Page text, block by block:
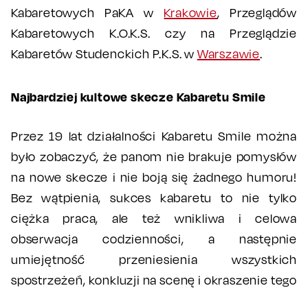
Kabaretowych PaKA w Krakowie, Przeglądów
Kabaretowych K.O.K.S. czy na Przeglądzie
Kabaretów Studenckich P.K.S. wWarszawie.
Najbardziej kultowe skecze Kabaretu Smile
Przez 19 lat działalności Kabaretu Smile można
było zobaczyć, że panom nie brakuje pomysłów
na nowe skecze i nie boją się żadnego humoru!
Bez wątpienia, sukces kabaretu to nie tylko
ciężka praca, ale też wnikliwa i celowa
obserwacja codzienności, a następnie
umiejętność przeniesienia wszystkich
spostrzeżeń, konkluzji na scenę i okraszenie tego